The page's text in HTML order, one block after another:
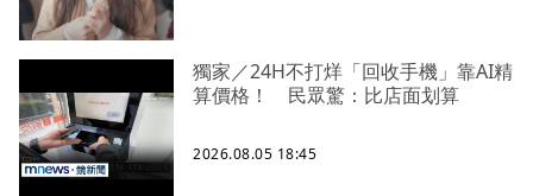
獨家／24H不打烊「回收手機」靠AI精
算價格！ 民眾驚：比店面划算
2026.08.05 18:45